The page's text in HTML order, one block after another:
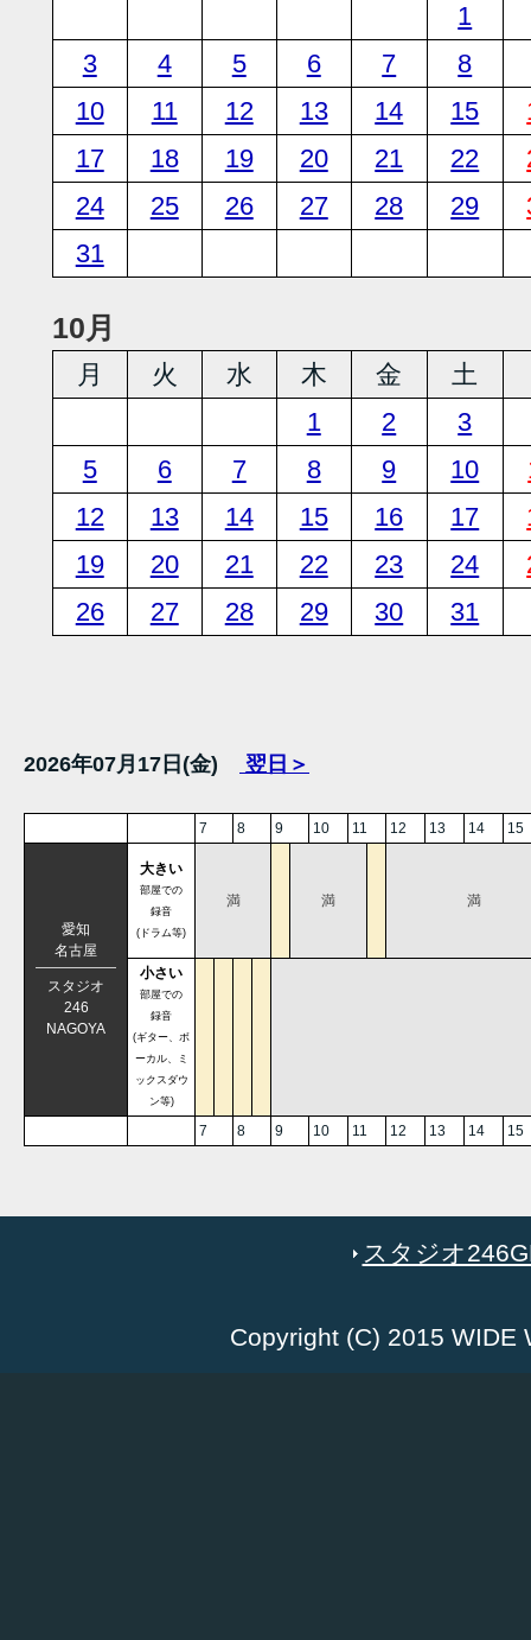
1
3
4 5 6 7
8
10
11 12 13 14 15
17
18 19 20 21 22
24
25 26 27 28 29
31
10月
月 火 水 木 金 土
1
2
3
5
6 7 8 9 10
12
13 14 15 16 17
19
20 21 22 23 24
26
27 28 29 30 31
2026年07月17日(金) 翌日＞
7 8 9 10 11 12 13 14 15
愛知
名古屋
スタジオ
246
NAGOYA
大きい
部屋での
録音
(ドラム等)
満 満 満
小さい
部屋での
録音
(ギター、ボ
ーカル、ミ
ックスダウ
ン等)
7 8 9 10 11 12 13 14 15
スタジオ
Copyright (C) 2015 WIDE